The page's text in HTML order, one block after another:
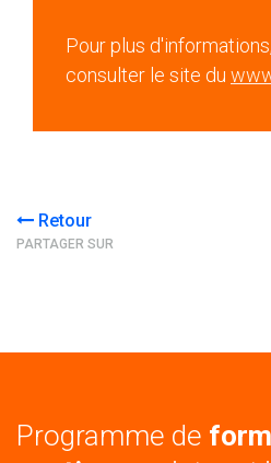
Pour plus
consulter le site du
Retour
PARTAGER SUR
Programme de